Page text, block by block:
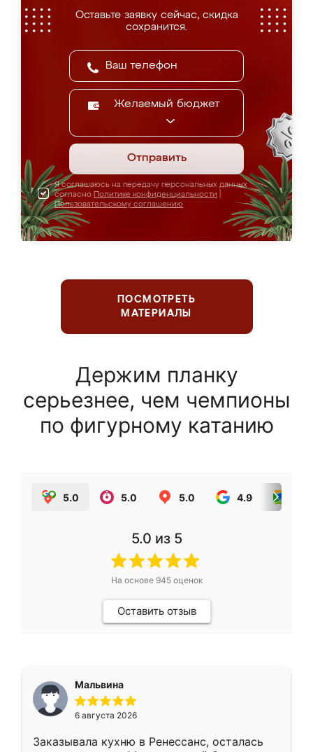
Оставьте заявку сейчас, скидка
сохранится.
Желаемый бюджет
Отправить
Я соглашаюсь на передачу персональных данных
согласно Политике конфиденциальности
Пользовательскому соглашению
ПОСМОТРЕТЬ
МАТЕРИАЛЫ
Держим планку
серьезнее, чем чемпионы
по фигурному катанию
5.0 5.0 5.0 4.9
5.0 из 5
На основе 945оценок
Оставить отзыв
Мальвина
6 августа 2026
Заказывала кухню в Ренессанс, осталась